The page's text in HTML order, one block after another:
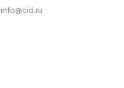
info@cid.ru